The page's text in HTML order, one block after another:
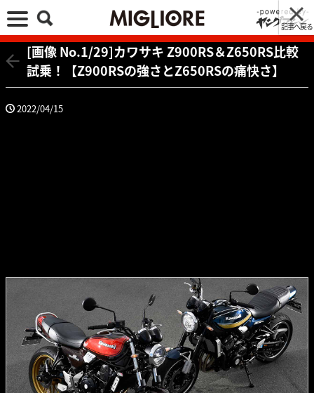
記事へ戻る
[画像 No.1/29]カワサキ Z900RS＆Z650RS比較
試乗！【Z900RSの強さとZ650RSの痛快さ】
2022/04/15